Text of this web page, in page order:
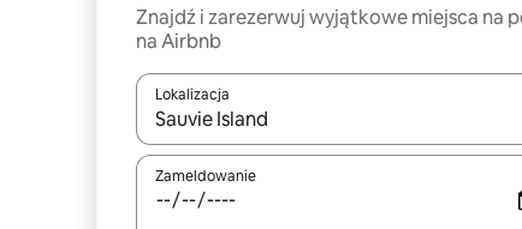
Znajdź i zarezerwuj wyjątkowe miejsca na
na Airbnb
Lokalizacja
Gdy wyniki będą dostępne, możesz poruszać
Zameldowanie